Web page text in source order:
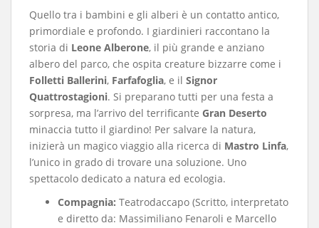
Quello tra i bambini e gli alberi è un contatto antico,
primordiale e profondo. I giardinieri raccontano la
storia di Leone Alberone, il più grande e anziano
albero del parco, che ospita creature bizzarre come i
Folletti Ballerini, Farfafoglia, e il Signor
Quattrostagioni. Si preparano tutti per una festa a
sorpresa, ma l’arrivo del terrificante Gran Deserto
minaccia tutto il giardino! Per salvare la natura,
inizierà un magico viaggio alla ricerca di Mastro Linfa,
l’unico in grado di trovare una soluzione. Uno
spettacolo dedicato a natura ed ecologia.
Compagnia: Teatrodaccapo (Scritto, interpretato
e diretto da: Massimiliano Fenaroli e Marcello